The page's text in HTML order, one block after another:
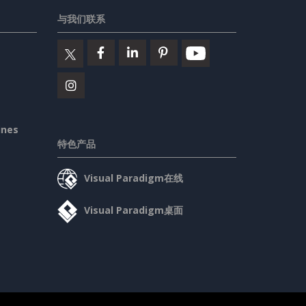
与我们联系
特色产品
Visual Paradigm在线
Visual Paradigm桌面